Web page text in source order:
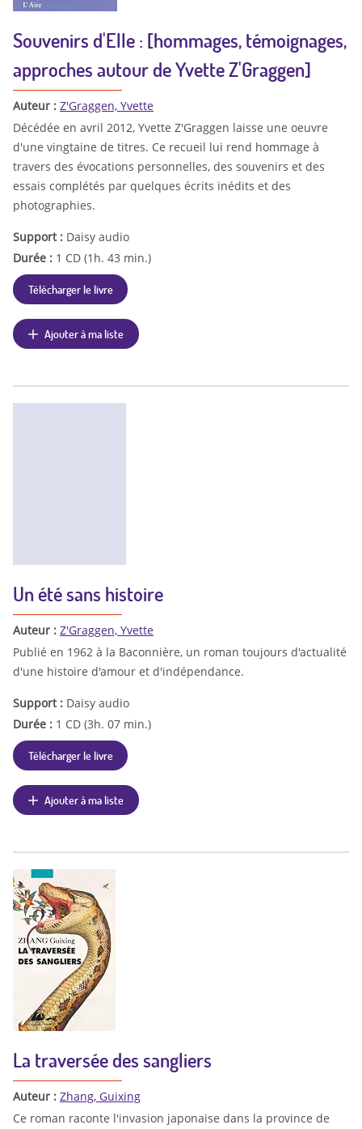
Souvenirs d'Elle : [hommages, témoignages,
approches autour de Yvette Z'Graggen]
Auteur : Z'Graggen, Yvette
Décédée en avril 2012, Yvette Z'Graggen laisse une oeuvre
d'une vingtaine de titres. Ce recueil lui rend hommage à
travers des évocations personnelles, des souvenirs et des
essais complétés par quelques écrits inédits et des
photographies.
Support : Daisy audio
Durée : 1 CD (1h. 43 min.)
Télécharger le livre
Ajouter à ma liste
Un été sans histoire
Auteur : Z'Graggen, Yvette
Publié en 1962 à la Baconnière, un roman toujours d'actualité
d'une histoire d'amour et d'indépendance.
Support : Daisy audio
Durée : 1 CD (3h. 07 min.)
Télécharger le livre
Ajouter à ma liste
La traversée des sangliers
Auteur : Zhang, Guixing
Ce roman raconte l'invasion japonaise dans la province de